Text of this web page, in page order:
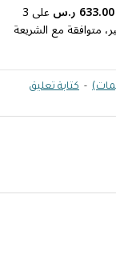
633.00 ر.س على3
متوافقة مع الشريعة
- كتابة تعليق